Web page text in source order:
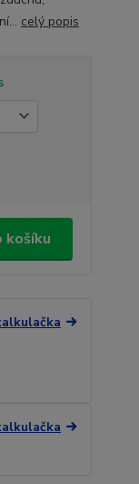
celý popis
košíku